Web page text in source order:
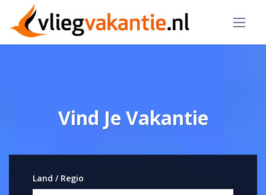
Vind Je Vakantie
Land / Regio